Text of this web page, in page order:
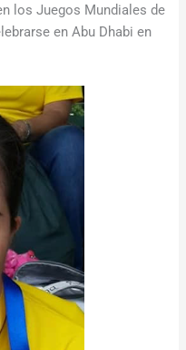
los Juegos Mundiales de
en Abu Dhabi en